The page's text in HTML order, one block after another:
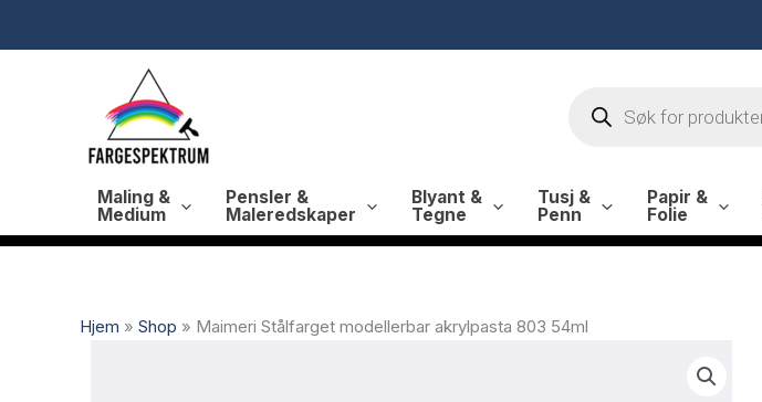
search
Maling &
Medium
Pensler &
Maleredskaper
Blyant &
Tegne
Tusj &
Penn
Papir &
Folie
Hjem » Shop » Maimeri Stålfarget modellerbar akrylpasta 803 54ml